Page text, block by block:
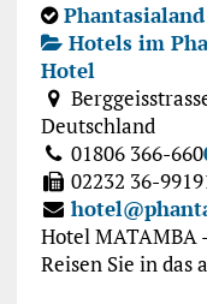
Hotels im
Hotel
Deutschland
01806 366-660
02232 36-
Hotel MATAMBA
Reisen Sie in